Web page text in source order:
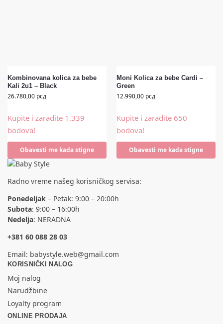
Kombinovana kolica za bebe
Kali 2u1 – Black
26.780,00 рсд
Kupite i zaradite 1.339
bodova!
Obavesti me kada stigne
Moni Kolica za bebe Cardi –
Green
12.990,00 рсд
Kupite i zaradite 650
bodova!
Obavesti me kada stigne
Radno vreme našeg korisničkog servisa:
Ponedeljak – Petak: 9:00 – 20:00h
Subota: 9:00 – 16:00h
Nedelja: NERADNA
+381 60 088 28 03
Email: babystyle.web@gmail.com
KORISNIČKI NALOG
Moj nalog
Narudžbine
Loyalty program
ONLINE PRODAJA